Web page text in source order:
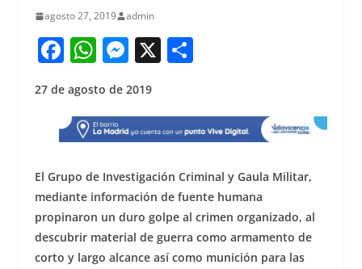
agosto 27, 2019 admin
F
c
e
b
o
o
k
W
at
s
A
p
p
M
ss
e
n
g
er
X S
e
27 de agosto de 2019
El Grupo de Investigación Criminal y Gaula Militar,
mediante información de fuente humana
propinaron un duro golpe al crimen organizado, al
descubrir material de guerra como armamento de
corto y largo alcance así como munición para las